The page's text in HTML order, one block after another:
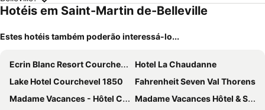
Hotéis em Saint-Martin de-Belleville
Estes hotéis também poderão interessá-lo...
Ecrin Blanc Resort Courchevel
Hotel La Chaudanne
Lake Hotel Courchevel 1850
Fahrenheit Seven Val Thorens
Madame Vacances - Hôtel Courchevel Olympic
Madame Vacances Hôtel & Spa Le Mottaret